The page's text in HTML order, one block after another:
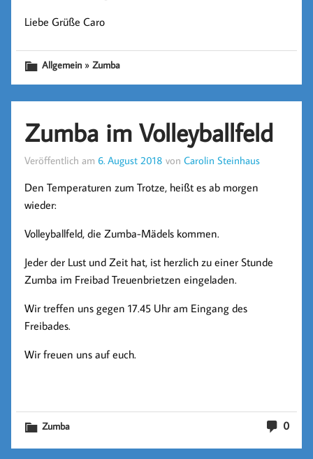
Liebe Grüße Caro
Allgemein »Zumba
Zumba im Volleyballfeld
Veröffentlich am 6. August 2018 vonCarolin Steinhaus
Den Temperaturen zum Trotze, heißt es ab morgen
wieder:
Volleyballfeld, die Zumba-Mädels kommen.
Jeder der Lust und Zeit hat, ist herzlich zu einer Stunde
Zumba im Freibad Treuenbrietzen eingeladen.
Wir treffen uns gegen 17.45 Uhr am Eingang des
Freibades.
Wir freuen uns auf euch.
0
Zumba